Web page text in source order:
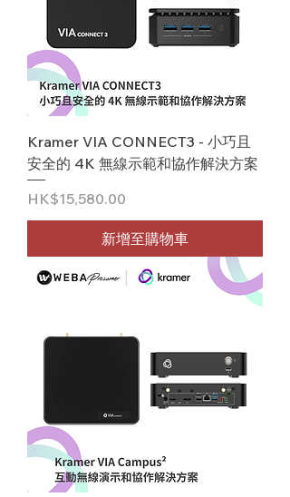
Kramer VIA CONNECT3 - 小巧且
安全的 4K 無線示範和協作解決方案
價格
HK$15,580.00
新增至購物車